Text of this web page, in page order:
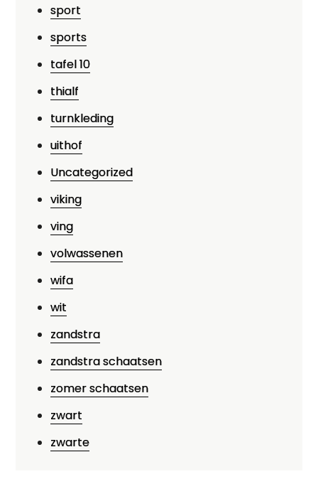
sport
sports
tafel 10
thialf
turnkleding
uithof
Uncategorized
viking
ving
volwassenen
wifa
wit
zandstra
zandstra schaatsen
zomer schaatsen
zwart
zwarte